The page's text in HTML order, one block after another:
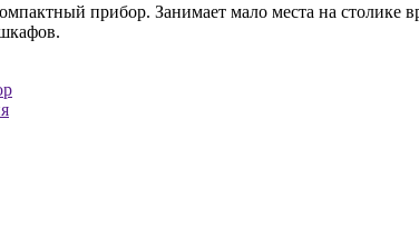
прибор. Занимает мало места на столике